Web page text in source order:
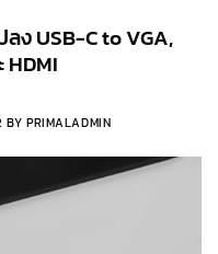
ง USB-C to VGA,
HDMI
BYPRIMALADMIN